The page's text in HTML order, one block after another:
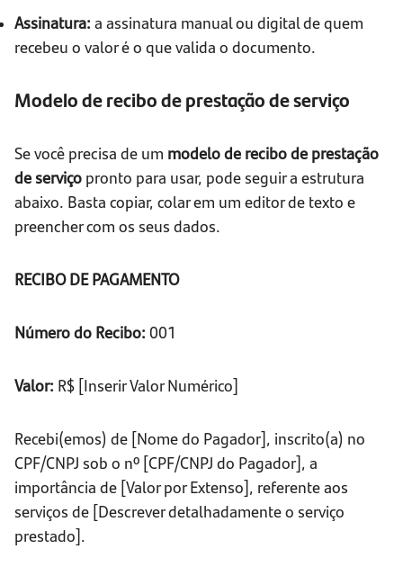
Assinatura: a assinatura manual ou digital de quem
recebeu o valor é o que valida o documento.
Modelo de recibo de prestação de serviço
Se você precisa de um modelo de recibo de prestação
de serviço pronto para usar, pode seguir a estrutura
abaixo. Basta copiar, colar em um editor de texto e
preencher com os seus dados.
RECIBO DE PAGAMENTO
Número do Recibo: 001
Valor: R$ [Inserir Valor Numérico]
Recebi(emos) de [Nome do Pagador], inscrito(a) no
CPF/CNPJ sob o nº [CPF/CNPJ do Pagador], a
importância de [Valor por Extenso], referente aos
serviços de [Descrever detalhadamente o serviço
prestado].